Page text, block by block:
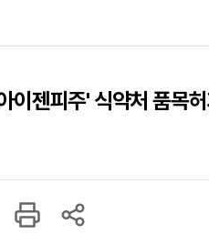
이젠피주' 식약처 품목